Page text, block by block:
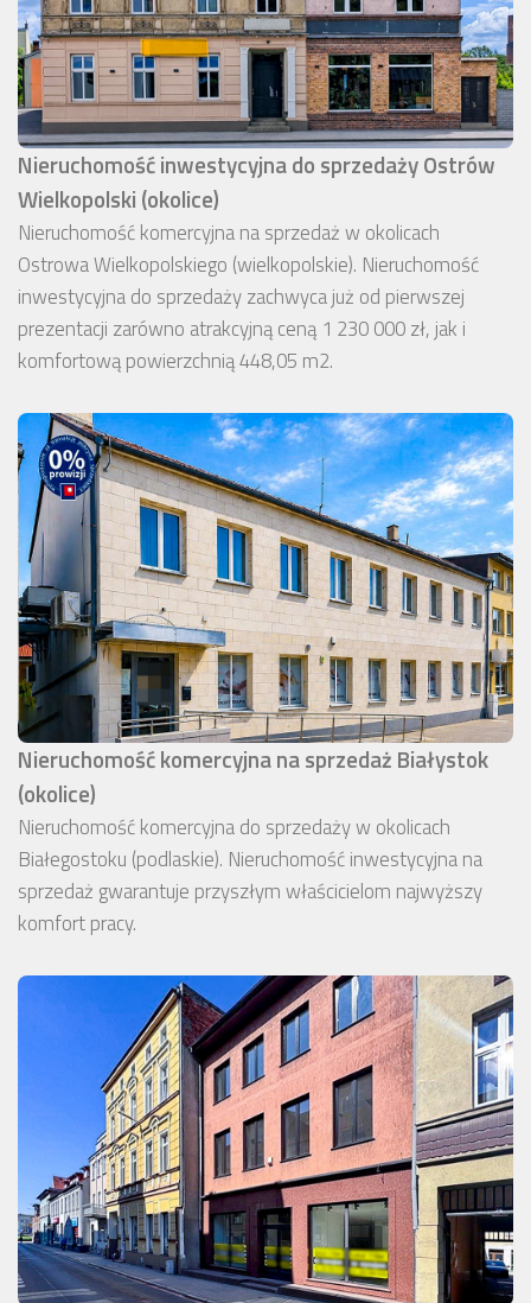
Nieruchomość inwestycyjna do sprzedaży Ostrów
Wielkopolski (okolice)
Nieruchomość komercyjna na sprzedaż w okolicach
Ostrowa Wielkopolskiego (wielkopolskie). Nieruchomość
inwestycyjna do sprzedaży zachwyca już od pierwszej
prezentacji zarówno atrakcyjną ceną 1 230 000 zł, jak i
komfortową powierzchnią 448,05 m2.
Nieruchomość komercyjna na sprzedaż Białystok
(okolice)
Nieruchomość komercyjna do sprzedaży w okolicach
Białegostoku (podlaskie). Nieruchomość inwestycyjna na
sprzedaż gwarantuje przyszłym właścicielom najwyższy
komfort pracy.